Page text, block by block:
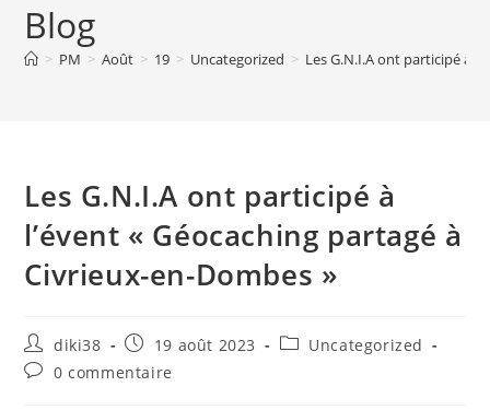
Blog
> PM > Août > 19 > Uncategorized > Les G.N.I.A ont participé à
Les G.N.I.A ont participé à
l’évent « Géocaching partagé à
Civrieux-en-Dombes »
diki38 19 août 2023
Uncategorized
0 commentaire